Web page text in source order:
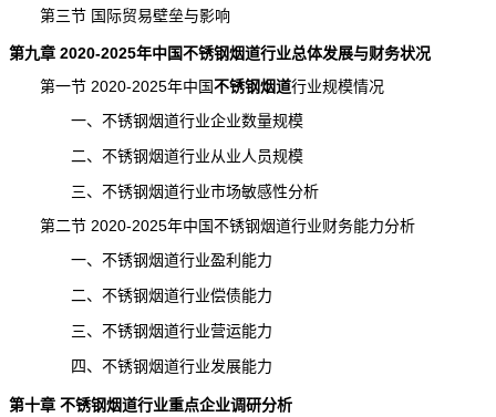
第三节 国际贸易壁垒与影响
第九章 2020-2025年中国不锈钢烟道行业总体发展与财务状况
第一节 2020-2025年中国不锈钢烟道行业规模情况
一、不锈钢烟道行业企业数量规模
二、不锈钢烟道行业从业人员规模
三、不锈钢烟道行业市场敏感性分析
第二节 2020-2025年中国不锈钢烟道行业财务能力分析
一、不锈钢烟道行业盈利能力
二、不锈钢烟道行业偿债能力
三、不锈钢烟道行业营运能力
四、不锈钢烟道行业发展能力
第十章 不锈钢烟道行业重点企业调研分析